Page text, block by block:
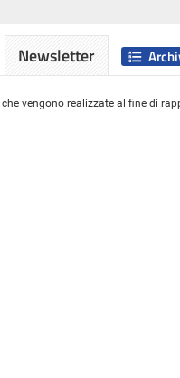
vengono realizzate al fine di
Newsletter